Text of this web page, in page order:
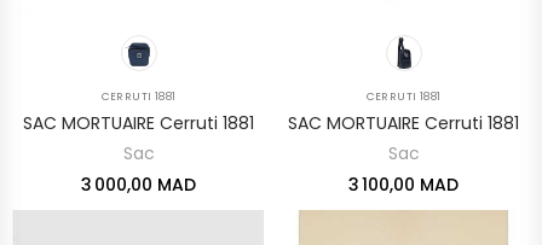
CERRUTI 1881
SAC MORTUAIRE Cerruti 1881
Sac
3 000,00 MAD
CERRUTI 1881
SAC MORTUAIRE Cerruti 1881
Sac
3 100,00 MAD